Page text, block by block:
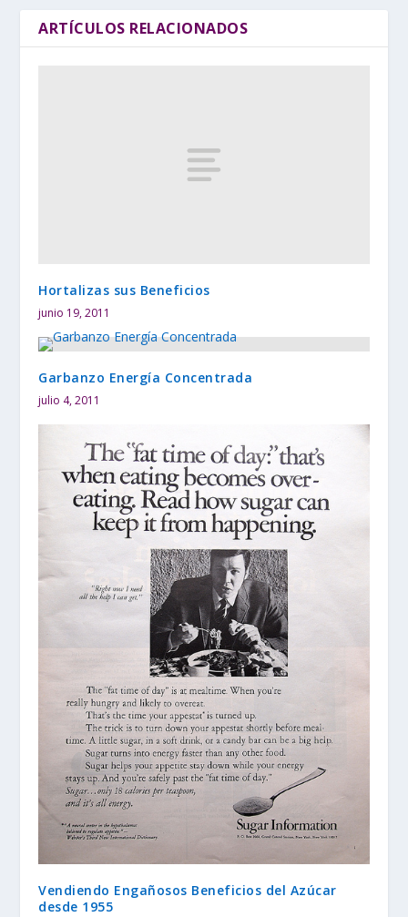
ARTÍCULOS RELACIONADOS
Hortalizas sus Beneficios
junio 19, 2011
Garbanzo Energía Concentrada
julio 4, 2011
Vendiendo Engañosos Beneficios del Azúcar
desde 1955